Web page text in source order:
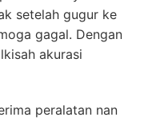
setelah gugur ke
gagal. Dengan
akurasi
peralatan nan